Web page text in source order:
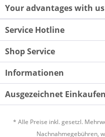
Your advantages with us
Service Hotline
Shop Service
Informationen
Ausgezeichnet Einkaufen
* Alle Preise inkl. gesetzl.
Nachnahmegebühren,